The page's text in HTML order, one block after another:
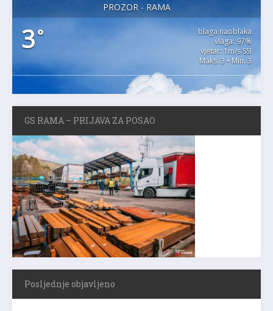
PROZOR - RAMA
3°
blaga naoblaka
vlaga: 97%
vjetar: 1m/s SSI
Maks. 3 • Min. 3
GS RAMA – PRIJAVA ZA POSAO
Posljednje objavljeno